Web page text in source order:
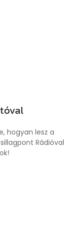
hogyan lesz a
Rádióval